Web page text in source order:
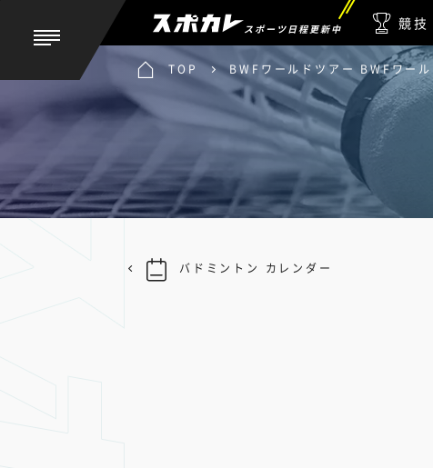
スポーツ日程更新中 競技
TOP BWFワールドツアー BWFワー
バドミントン カレンダー